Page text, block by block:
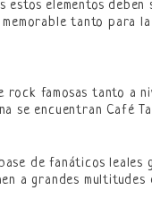
elementos deben
tanto para
rock famosas tanto a
se encuentran Café
de fanáticos leales
a grandes